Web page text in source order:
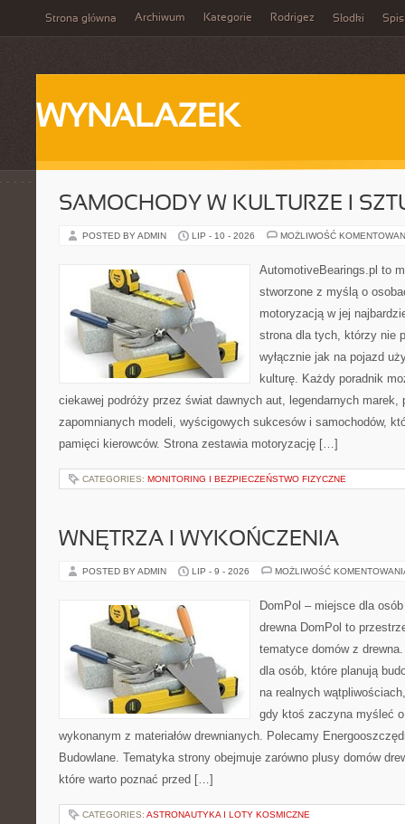
Strona główna Archiwum Kategorie Rodrigez Słodki Spis
WYNALAZEK
SAMOCHODY W KULTURZE I
POSTED BY ADMIN LIP - 10 - 2026 MOŻLIWOŚĆ
AutomotiveBearings.pl to
stworzone z myślą o
motoryzacją w jej
strona dla tych, którzy nie
wyłącznie jak na pojazd
kulturę. Każdy poradnik
ciekawej podróży przez świat dawnych aut, legendarnych marek,
zapomnianych modeli, wyścigowych sukcesów i samochodów,
pamięci kierowców. Strona zestawia motoryzację […]
CATEGORIES: MONITORING I BEZPIECZEŃSTWO FIZYCZNE
WNĘTRZA I WYKOŃCZENIA
POSTED BY ADMIN LIP - 9 - 2026 MOŻLIWOŚĆ
DomPol – miejsce dla
drewna DomPol to
tematyce domów z
dla osób, które planują
na realnych
gdy ktoś zaczyna myśleć o
wykonanym z materiałów drewnianych. Polecamy
Budowlane. Tematyka strony obejmuje zarówno plusy domów
które warto poznać przed […]
CATEGORIES: ASTRONAUTYKA I LOTY KOSMICZNE